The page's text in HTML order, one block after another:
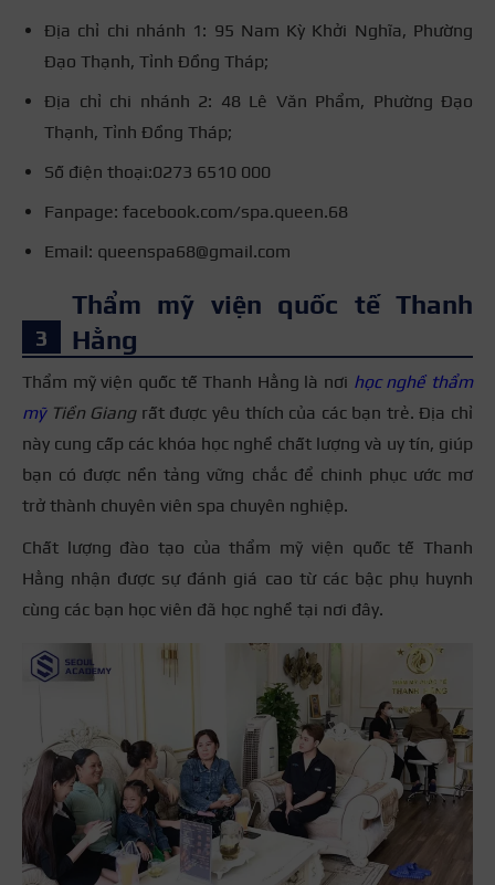
Địa chỉ chi nhánh 1: 95 Nam Kỳ Khởi Nghĩa, Phường
Đạo Thạnh, Tỉnh Đồng Tháp;
Địa chỉ chi nhánh 2: 48 Lê Văn Phẩm, Phường Đạo
Thạnh, Tỉnh Đồng Tháp;
Số điện thoại:0273 6510 000
Fanpage: facebook.com/spa.queen.68
Email: queenspa68@gmail.com
Thẩm mỹ viện quốc tế Thanh
Hằng
Thẩm mỹ viện quốc tế Thanh Hằng là nơi học nghề thẩm
mỹTiền Giangrất được yêu thích của các bạn trẻ. Địa chỉ
này cung cấp các khóa học nghề chất lượng và uy tín, giúp
bạn có được nền tảng vững chắc để chinh phục ước mơ
trở thành chuyên viên spa chuyên nghiệp.
Chất lượng đào tạo của thẩm mỹ viện quốc tế Thanh
Hằng nhận được sự đánh giá cao từ các bậc phụ huynh
cùng các bạn học viên đã học nghề tại nơi đây.